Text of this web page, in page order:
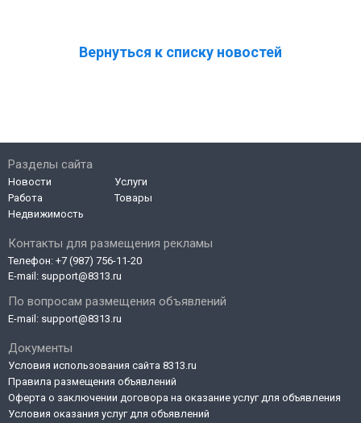
Вернуться к списку новостей
Контакты для размещения рекламы
Телефон: +7 (987) 756-11-20
E-mail: support@8313.ru
По вопросам размещения объявлений
E-mail: support@8313.ru
Документы
Условия использования сайта 8313.ru
Правила размещения объявлений
Оферта о заключении договора на оказание услуг для объявления
Условия оказания услуг для объявлений
Разделы сайта
Новости
Работа
Недвижимость
Услуги
Товары